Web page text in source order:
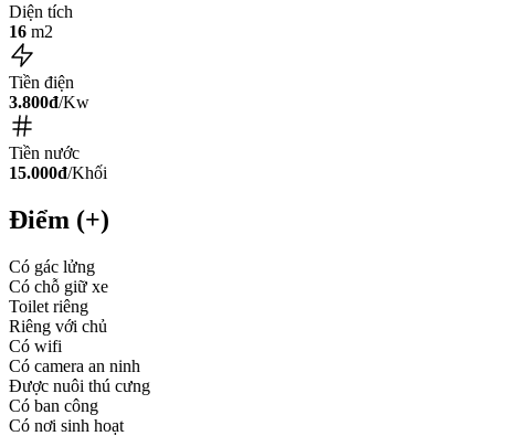
Diện tích
16 m2
Tiền điện
3.800đ/Kw
Tiền nước
15.000đ/Khối
Điểm (+)
Có gác lửng
Có chỗ giữ xe
Toilet riêng
Riêng với chủ
Có wifi
Có camera an ninh
Được nuôi thú cưng
Có ban công
Có nơi sinh hoạt